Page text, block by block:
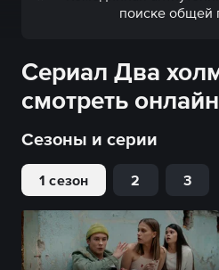
поиске общей
Сериал Два
смотреть онлайн
Сезоны и серии
1 сезон 2 3